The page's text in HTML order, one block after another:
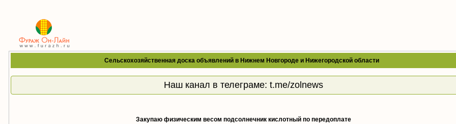
Сельскохозяйственная доска объявлений в Нижнем Новгороде и Нижегородской области
Наш канал в телеграме: t.me/zolnews
Закупаю физическим весом подсолнечник кислотный по передоплате